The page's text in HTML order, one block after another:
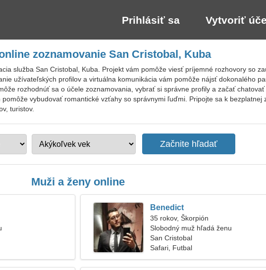
Prihlásiť sa Vytvoriť
zoznamovanie San Cristobal, Kuba
služba San Cristobal, Kuba. Projekt vám pomôže viesť príjemné rozhovory so
užívateľských profilov a virtuálna komunikácia vám pomôže nájsť dokonalého
rozhodnúť sa o účele zoznamovania, vybrať si správne profily a začať chatovať
vybudovať romantické vzťahy so správnymi ľuďmi. Pripojte sa k bezplatnej
turistov.
Muži a ženy online
Benedict
35 rokov, Škorpión
Slobodný muž hľadá ženu
San Cristobal
Safari, Futbal